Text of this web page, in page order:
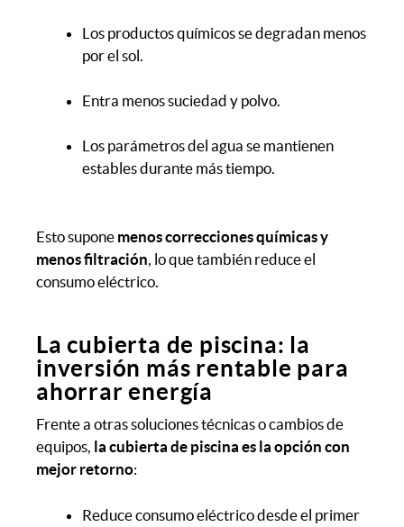
Los productos químicos se degradan menos
por el sol.
Entra menos suciedad y polvo.
Los parámetros del agua se mantienen
estables durante más tiempo.
Esto supone menos correcciones químicas y
menos filtración , lo que también reduce el
consumo eléctrico.
La cubierta de piscina: la
inversión más rentable para
ahorrar energía
Frente a otras soluciones técnicas o cambios de
equipos, la cubierta de piscina es la opción con
mejor retorno:
Reduce consumo eléctrico desde el primer